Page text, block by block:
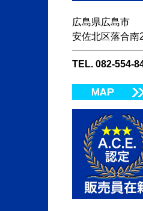
広島県広島市
安佐北区落合南
TEL. 082-554-